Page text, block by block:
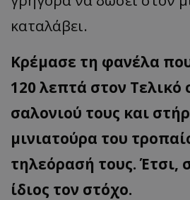
καταλάβει.
Κρέμασε τη φανέλα
120 λεπτά στον Τελικό
σαλονιού τους και
μινιατούρα του
τηλεόρασή τους. Έτσι,
ίδιος τον στόχο.